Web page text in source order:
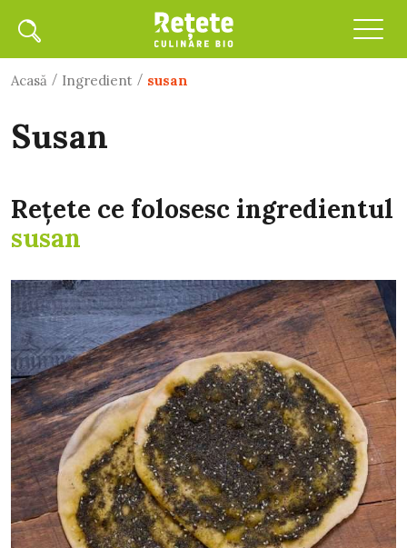
Acasă / Ingredient / susan
susan
Rețete ce folosesc ingredientul
susan